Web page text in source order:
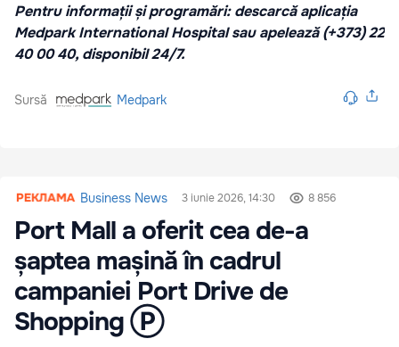
Pentru informații și programări: descarcă aplicația
Medpark International Hospital sau apelează (+373) 22
40 00 40, disponibil 24/7.
Sursă Medpark
Business News 3 iunie 2026, 14:30 8 856
Port Mall a oferit cea de-a
șaptea mașină în cadrul
campaniei Port Drive de
Shopping Ⓟ